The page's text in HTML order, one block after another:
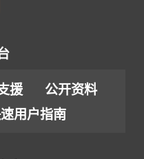
援
公开资料
用户指南